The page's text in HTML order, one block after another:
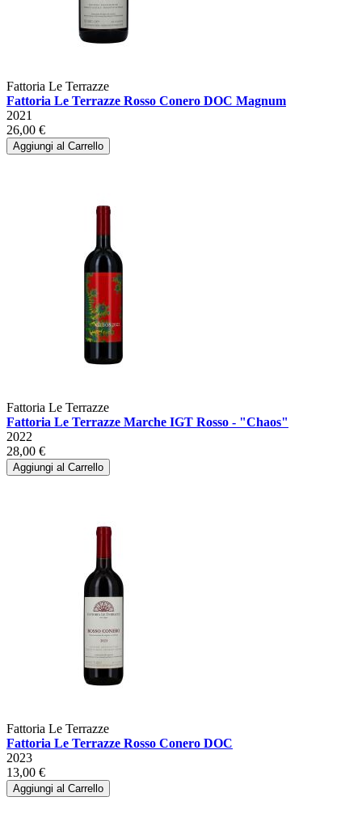
Fattoria Le Terrazze
Fattoria Le Terrazze Rosso Conero DOC Magnum
2021
26,00 €
Aggiungi al Carrello
Fattoria Le Terrazze
Fattoria Le Terrazze Marche IGT Rosso - "Chaos"
2022
28,00 €
Aggiungi al Carrello
Fattoria Le Terrazze
Fattoria Le Terrazze Rosso Conero DOC
2023
13,00 €
Aggiungi al Carrello